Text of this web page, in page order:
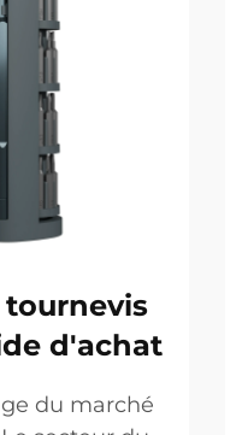
tournevis
d'achat
du marché